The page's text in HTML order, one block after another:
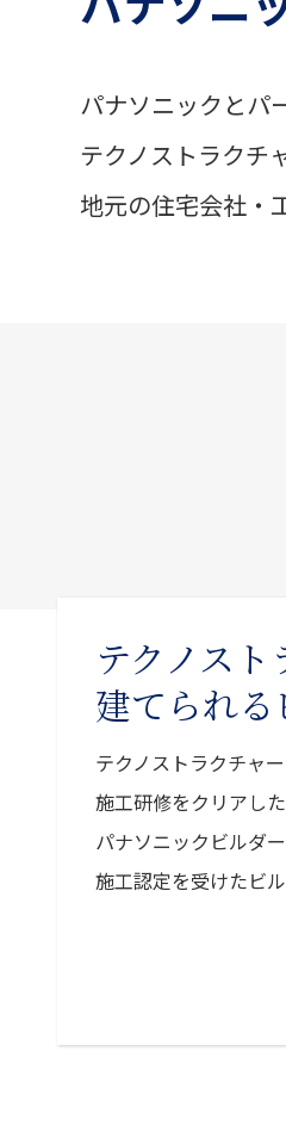
パナソニックとパ
テクノストラクチ
地元の住宅会社・
テクノス
建てられる
テクノストラクチャ
施工研修をクリアし
パナソニックビルダ
施工認定を受けたビル